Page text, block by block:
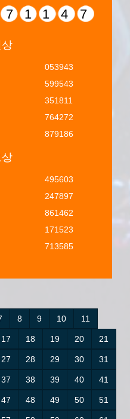
053943
599543
351811
764272
879186
495603
247897
861462
171523
713585
8 9 10 11
17 18 19 20 21
27 28 29 30 31
37 38 39 40 41
47 48 49 50 51